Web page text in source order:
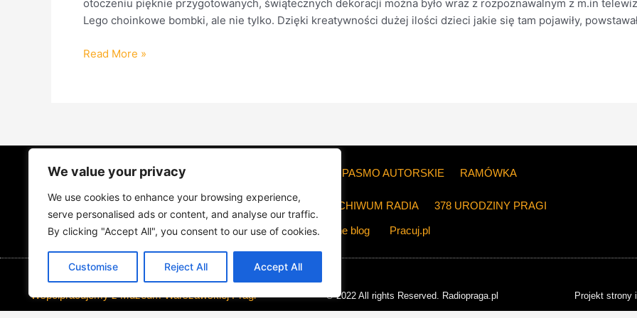
We value your privacy
We use cookies to enhance your browsing experience,
serve personalised ads or content, and analyse our traffic.
By clicking "Accept All", you consent to our use of cookies.
Customise Reject All Accept All
otoczeniu pięknie przygotowanych, świątecznych dekoracji można było wraz z rozpoznawalnym z m.in
Lego choinkowe bombki, ale nie tylko. Dzięki kreatywności dużej ilości dzieci jakie się tam pojawiły,
Read More »
STRONA GŁÓWNA PASMO AUTORSKIE RAMÓWKA
MUZYKA I KONCERTY KONTAKT ARCHIWUM RADIA 378 URODZINY PRAGI
The blog Pracuj.pl
Współpracujemy z Muzeum Warszawskiej Pragi © 2022 All rights Reserved. Radiopraga.pl Projekt strony